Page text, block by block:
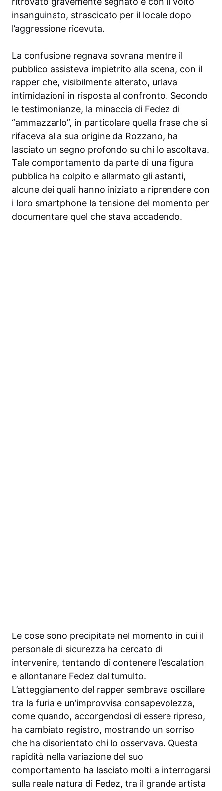
insanguinato, strascicato per il locale dopo
l’aggressione ricevuta.
La confusione regnava sovrana mentre il
pubblico assisteva impietrito alla scena, con il
rapper che, visibilmente alterato, urlava
intimidazioni in risposta al confronto. Secondo
le testimonianze, la minaccia di Fedez di
“ammazzarlo”, in particolare quella frase che si
rifaceva alla sua origine da Rozzano, ha
lasciato un segno profondo su chi lo ascoltava.
Tale comportamento da parte di una figura
pubblica ha colpito e allarmato gli astanti,
alcune dei quali hanno iniziato a riprendere con
i loro smartphone la tensione del momento per
documentare quel che stava accadendo.
Le cose sono precipitate nel momento in cui il
personale di sicurezza ha cercato di
intervenire, tentando di contenere l’escalation
e allontanare Fedez dal tumulto.
L’atteggiamento del rapper sembrava oscillare
tra la furia e un’improvvisa consapevolezza,
come quando, accorgendosi di essere ripreso,
ha cambiato registro, mostrando un sorriso
che ha disorientato chi lo osservava. Questa
rapidità nella variazione del suo
comportamento ha lasciato molti a interrogarsi
sulla reale natura di Fedez, tra il grande artista